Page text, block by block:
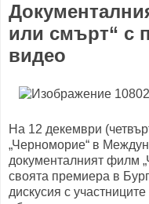
или смърт“ с
видео
На 12 декември
„Черноморие“ в
документалният филм
своята премиера в
дискусия с